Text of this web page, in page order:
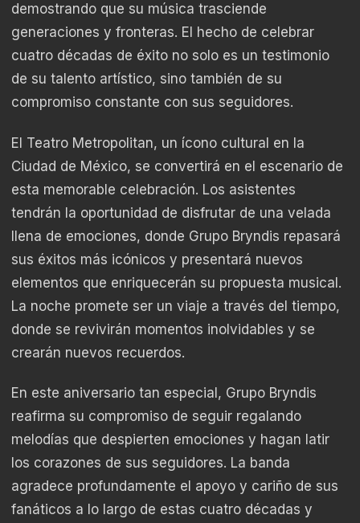
demostrando que su música trasciende
generaciones y fronteras. El hecho de celebrar
cuatro décadas de éxito no solo es un testimonio
de su talento artístico, sino también de su
compromiso constante con sus seguidores.
El Teatro Metropolitan, un ícono cultural en la
Ciudad de México, se convertirá en el escenario de
esta memorable celebración. Los asistentes
tendrán la oportunidad de disfrutar de una velada
llena de emociones, donde Grupo Bryndis repasará
sus éxitos más icónicos y presentará nuevos
elementos que enriquecerán su propuesta musical.
La noche promete ser un viaje a través del tiempo,
donde se revivirán momentos inolvidables y se
crearán nuevos recuerdos.
En este aniversario tan especial, Grupo Bryndis
reafirma su compromiso de seguir regalando
melodías que despierten emociones y hagan latir
los corazones de sus seguidores. La banda
agradece profundamente el apoyo y cariño de sus
fanáticos a lo largo de estas cuatro décadas y